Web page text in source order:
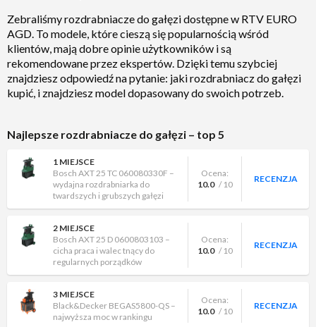
Zebraliśmy rozdrabniacze do gałęzi dostępne w RTV EURO
AGD. To modele, które cieszą się popularnością wśród
klientów, mają dobre opinie użytkowników i są
rekomendowane przez ekspertów. Dzięki temu szybciej
znajdziesz odpowiedź na pytanie: jaki rozdrabniacz do gałęzi
kupić, i znajdziesz model dopasowany do swoich potrzeb.
Najlepsze rozdrabniacze do gałęzi – top 5
1 MIEJSCE
Bosch AXT 25 TC 060080330F –
wydajna rozdrabniarka do
twardszych i grubszych gałęzi
Ocena:
10.0 / 10
RECENZJA
2 MIEJSCE
Bosch AXT 25 D 0600803103 –
cicha praca i walec tnący do
regularnych porządków
Ocena:
10.0 / 10
RECENZJA
3 MIEJSCE
Black&Decker BEGAS5800-QS –
najwyższa moc w rankingu
Ocena:
10.0 / 10
RECENZJA